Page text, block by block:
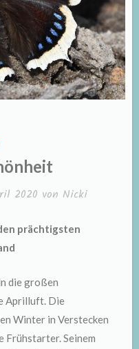
2020 von Nicki
prächtigsten
die großen
Aprilluft. Die
Winter in Verstecken
Frühstarter. Seinem